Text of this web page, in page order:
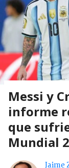
Messi y
informe
que
Mundial
Jaime